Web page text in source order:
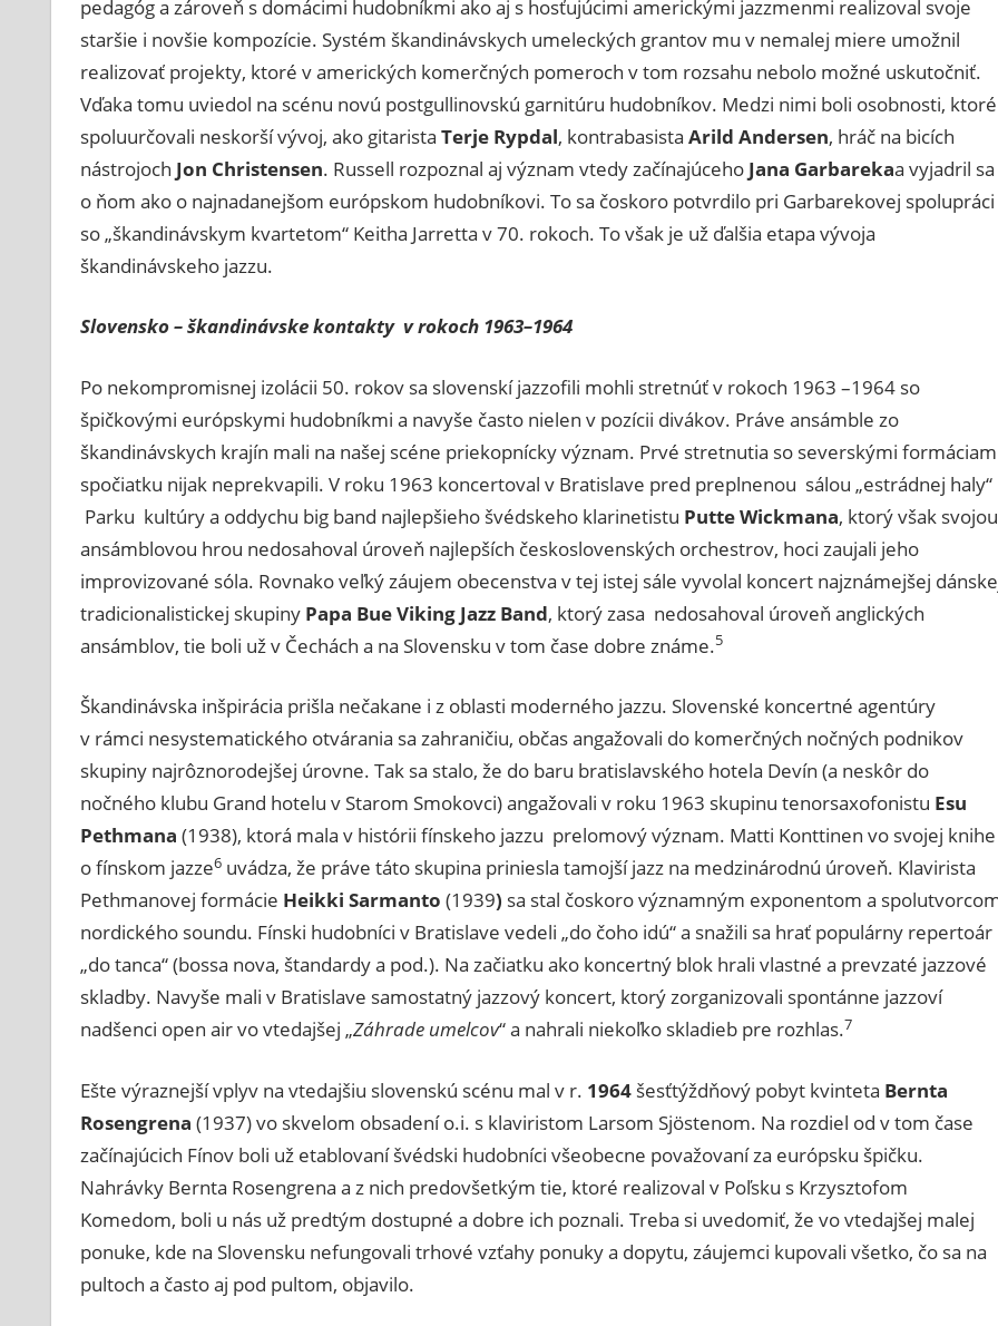
pedagóg a zároveň s domácimi hudobníkmi ako aj s hosťujúcimi americkými jazzmenmi realizoval svoje
staršie i novšie kompozície. Systém škandinávskych umeleckých grantov mu v nemalej miere umožnil
realizovať projekty, ktoré v amerických komerčných pomeroch v tom rozsahu nebolo možné uskutočniť.
Vďaka tomu uviedol na scénu novú postgullinovskú garnitúru hudobníkov. Medzi nimi boli osobnosti, ktoré
spoluurčovali neskorší vývoj, ako gitarista Terje Rypdal, kontrabasista Arild Andersen, hráč na bicích
nástrojoch Jon Christensen. Russell rozpoznal aj význam vtedy začínajúceho Jana Garbarekaa vyjadril sa
o ňom ako o najnadanejšom európskom hudobníkovi. To sa čoskoro potvrdilo pri Garbarekovej spolupráci
so „škandinávskym kvartetom“ Keitha Jarretta v 70. rokoch. To však je už ďalšia etapa vývoja
škandinávskeho jazzu.
Slovensko – škandinávske kontakty v rokoch 1963–1964
Po nekompromisnej izolácii 50. rokov sa slovenskí jazzofili mohli stretnúť v rokoch 1963 –1964 so
špičkovými európskymi hudobníkmi a navyše často nielen v pozícii divákov. Práve ansámble zo
škandinávskych krajín mali na našej scéne priekopnícky význam. Prvé stretnutia so severskými
spočiatku nijak neprekvapili. V roku 1963 koncertoval v Bratislave pred preplnenou sálou „estrádnej haly“
Parku kultúry a oddychu big band najlepšieho švédskeho klarinetistu Putte Wickmana, ktorý však svojou
ansámblovou hrou nedosahoval úroveň najlepších československých orchestrov, hoci zaujali jeho
improvizované sóla. Rovnako veľký záujem obecenstva v tej istej sále vyvolal koncert najznámejšej
tradicionalistickej skupiny Papa Bue Viking Jazz Band, ktorý zasa nedosahoval úroveň anglických
ansámblov, tie boli už v Čechách a na Slovensku v tom čase dobre známe.5
Škandinávska inšpirácia prišla nečakane i z oblasti moderného jazzu. Slovenské koncertné agentúry
v rámci nesystematického otvárania sa zahraničiu, občas angažovali do komerčných nočných podnikov
skupiny najrôznorodejšej úrovne. Tak sa stalo, že do baru bratislavského hotela Devín (a neskôr do
nočného klubu Grand hotelu v Starom Smokovci) angažovali v roku 1963 skupinu tenorsaxofonistu Esu
Pethmana (1938), ktorá mala v histórii fínskeho jazzu prelomový význam. Matti Konttinen vo svojej knihe
o fínskom jazze6uvádza, že práve táto skupina priniesla tamojší jazz na medzinárodnú úroveň. Klavirista
Pethmanovej formácie Heikki Sarmanto (1939) sa stal čoskoro významným exponentom a
nordického soundu. Fínski hudobníci v Bratislave vedeli „do čoho idú“ a snažili sa hrať populárny repertoár
„do tanca“ (bossa nova, štandardy a pod.). Na začiatku ako koncertný blok hrali vlastné a prevzaté jazzové
skladby. Navyše mali v Bratislave samostatný jazzový koncert, ktorý zorganizovali spontánne jazzoví
nadšenci open air vo vtedajšej „Záhrade umelcov“ a nahrali niekoľko skladieb pre rozhlas.7
Ešte výraznejší vplyv na vtedajšiu slovenskú scénu mal v r. 1964šesťtýždňový pobyt kvinteta Bernta
Rosengrena (1937) vo skvelom obsadení o.i. s klaviristom Larsom Sjöstenom. Na rozdiel od v tom čase
začínajúcich Fínov boli už etablovaní švédski hudobníci všeobecne považovaní za európsku špičku.
Nahrávky Bernta Rosengrena a z nich predovšetkým tie, ktoré realizoval v Poľsku s Krzysztofom
Komedom, boli u nás už predtým dostupné a dobre ich poznali. Treba si uvedomiť, že vo vtedajšej malej
ponuke, kde na Slovensku nefungovali trhové vzťahy ponuky a dopytu, záujemci kupovali všetko, čo sa na
pultoch a často aj pod pultom, objavilo.